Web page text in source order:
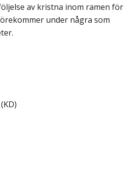
av kristna inom ramen för
under några som